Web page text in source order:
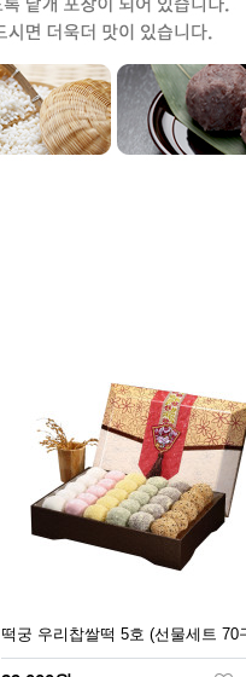
떡궁 우리찹쌀떡 5호 (선물세트 70